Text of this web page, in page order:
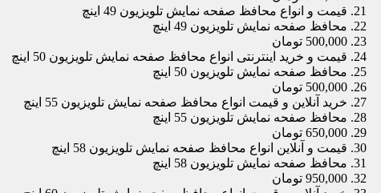
قیمت و انواع محافظ صفحه نمایش تلویزیون 49 اینچ
محافظ صفحه نمایش تلویزیون 49 اینچ
500,000 تومان
قیمت و خرید اینترنتی انواع محافظ صفحه نمایش تلویزیون 50 اینچ
محافظ صفحه نمایش تلویزیون 50 اینچ
500,000 تومان
خرید آنلاین و قیمت انواع محافظ صفحه نمایش تلویزیون 55 اینچ
محافظ صفحه نمایش تلویزیون 55 اینچ
650,000 تومان
قیمت و آنلاین انواع محافظ صفحه نمایش تلویزیون 58 اینچ
محافظ صفحه نمایش تلویزیون 58 اینچ
950,000 تومان